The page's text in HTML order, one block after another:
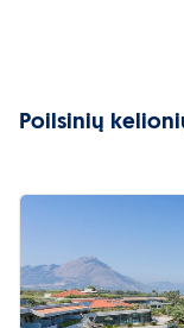
Poilsinių